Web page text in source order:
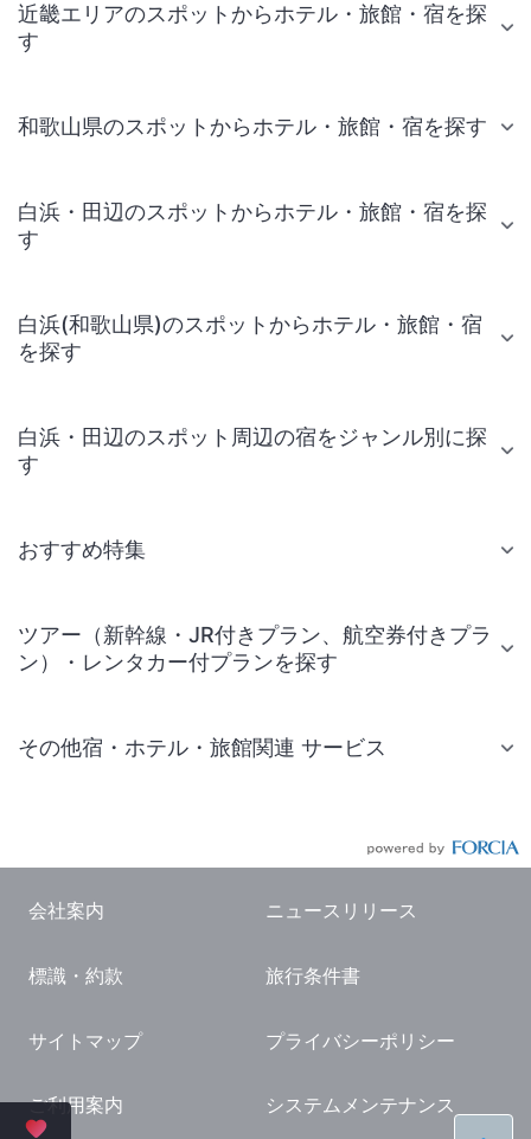
近畿エリアのスポットからホテル・旅館・宿を探
す
和歌山県のスポットからホテル・旅館・宿を探す
白浜・田辺のスポットからホテル・旅館・宿を探
す
白浜(和歌山県)のスポットからホテル・旅館・宿
を探す
白浜・田辺のスポット周辺の宿をジャンル別に探
す
おすすめ特集
ツアー（新幹線・JR付きプラン、航空券付きプラ
ン）・レンタカー付プランを探す
その他宿・ホテル・旅館関連 サービス
国内観光ガイド
旅行・観光情報
会社案内 ニュースリリース
標識・約款 旅行条件書
サイトマップ プライバシーポリシー
ご利用案内 システムメンテナンス